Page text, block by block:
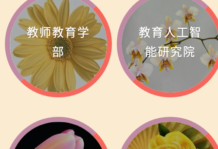
教师教育学
部
教育人工智
能研究院